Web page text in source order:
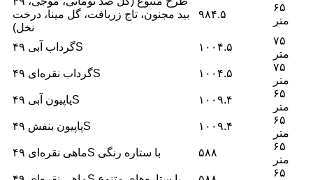
بید مجنون، تاج زربافت، گل مینا، درخت
نخل)
۹۸۴.۵
۶۵
متر
گرداب آبی ۴۹S ۱۰۰۴.۵
۷۵
متر
گرداب نقره‌ای ۴۹S
۱۰۰۴.۵
۷۵
متر
پاپیون آبی ۴۹S
۱۰۰۹.۴
۶۵
متر
پاپیون بنفش ۴۹S
۱۰۰۹.۴
۶۵
متر
ماهی نقره‌ای ۴۹S با ستاره رنگی
۵۸۸
۶۵
متر
۶۵